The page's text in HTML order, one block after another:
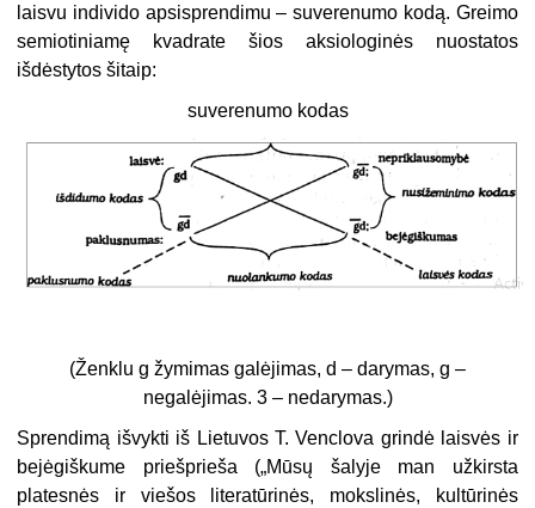
laisvu individo apsisprendimu – suverenumo kodą. Greimo
semiotiniamę kvadrate šios aksiologinės nuostatos
išdėstytos šitaip:
suverenumo kodas
(Ženklu g žymimas galėjimas, d – darymas, g –
negalėjimas. 3 – nedarymas.)
Sprendimą išvykti iš Lietuvos T. Venclova grindė laisvės ir
bejėgiškume priešprieša („Mūsų šalyje man užkirsta
platesnės ir viešos literatūrinės, mokslinės, kultūrinės